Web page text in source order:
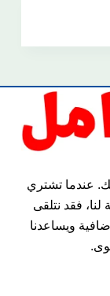
عندما تشتري
فقد نتلقى
ويساعدنا